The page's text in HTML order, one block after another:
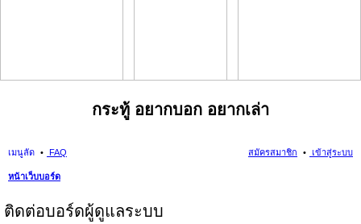
กระทู้ อยากบอก อยากเล่า
เมนูลัด FAQ เข้าสู่ระบบ
สมัครสมาชิก
หน้าเว็บบอร์ด
ติดต่อบอร์ดผู้ดูแลระบบ